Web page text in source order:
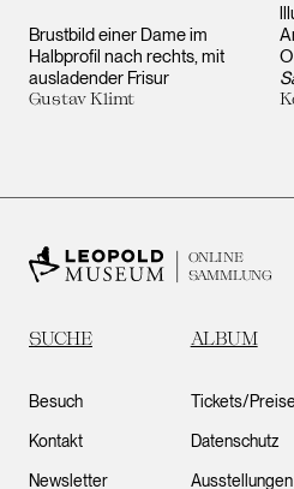
Brustbild einer Dame im
Halbprofil nach rechts, mit
ausladender Frisur
Gustav Klimt
ONLINE
SAMMLUNG
SUCHE ALBUM
Besuch
Kontakt
Newsletter
Tickets/Preise
Datenschutz
Ausstellungen